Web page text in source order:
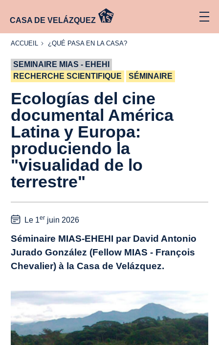
CASA DE VELÁZQUEZ
ACCUEIL
ACCUEIL
¿QUÉ
CASA?
¿QUÉ PASA EN LA CASA?
SEMINAIRE MIAS - EHEHI
RECHERCHE SCIENTIFIQUE
SÉMINAIRE
Ecologías del cine
documental América
Latina y Europa:
produciendo la
"visualidad de lo
terrestre"
Le 1er juin 2026
Séminaire MIAS-EHEHI par David Antonio
Jurado González (Fellow MIAS - François
Chevalier) à la Casa de Velázquez.